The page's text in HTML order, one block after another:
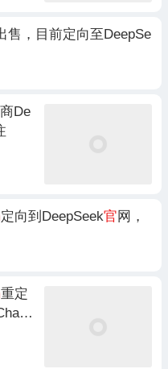
售，目前定向至DeepSe
De
定向到DeepSeek官网，
重定